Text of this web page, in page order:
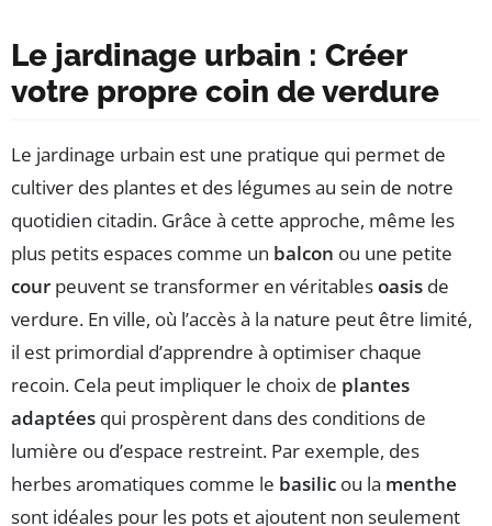
Le jardinage urbain : Créer
votre propre coin de verdure
Le jardinage urbain est une pratique qui permet de
cultiver des plantes et des légumes au sein de notre
quotidien citadin. Grâce à cette approche, même les
plus petits espaces comme un balcon ou une petite
cour peuvent se transformer en véritablesoasis de
verdure. En ville, où l’accès à la nature peut être limité,
il est primordial d’apprendre à optimiser chaque
recoin. Cela peut impliquer le choix de plantes
adaptées qui prospèrent dans des conditions de
lumière ou d’espace restreint. Par exemple, des
herbes aromatiques comme le basilic ou la menthe
sont idéales pour les pots et ajoutent non seulement